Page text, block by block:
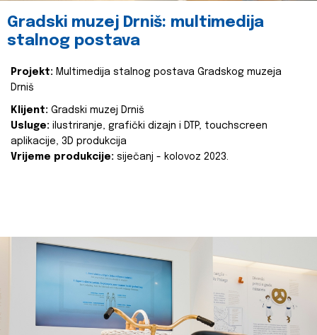
Gradski muzej Drniš: multimedija
stalnog postava
Projekt: Multimedija stalnog postava Gradskog muzeja
Drniš
Klijent: Gradski muzej Drniš
Usluge: ilustriranje, grafički dizajn i DTP, touchscreen
aplikacije, 3D produkcija
Vrijeme produkcije: siječanj - kolovoz 2023.